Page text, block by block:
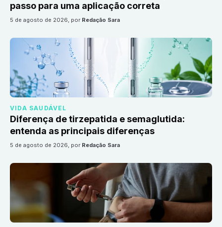
passo para uma aplicação correta
5 de agosto de 2026, por Redação Sara
VIDA SAUDÁVEL
Diferença de tirzepatida e semaglutida:
entenda as principais diferenças
5 de agosto de 2026, por Redação Sara